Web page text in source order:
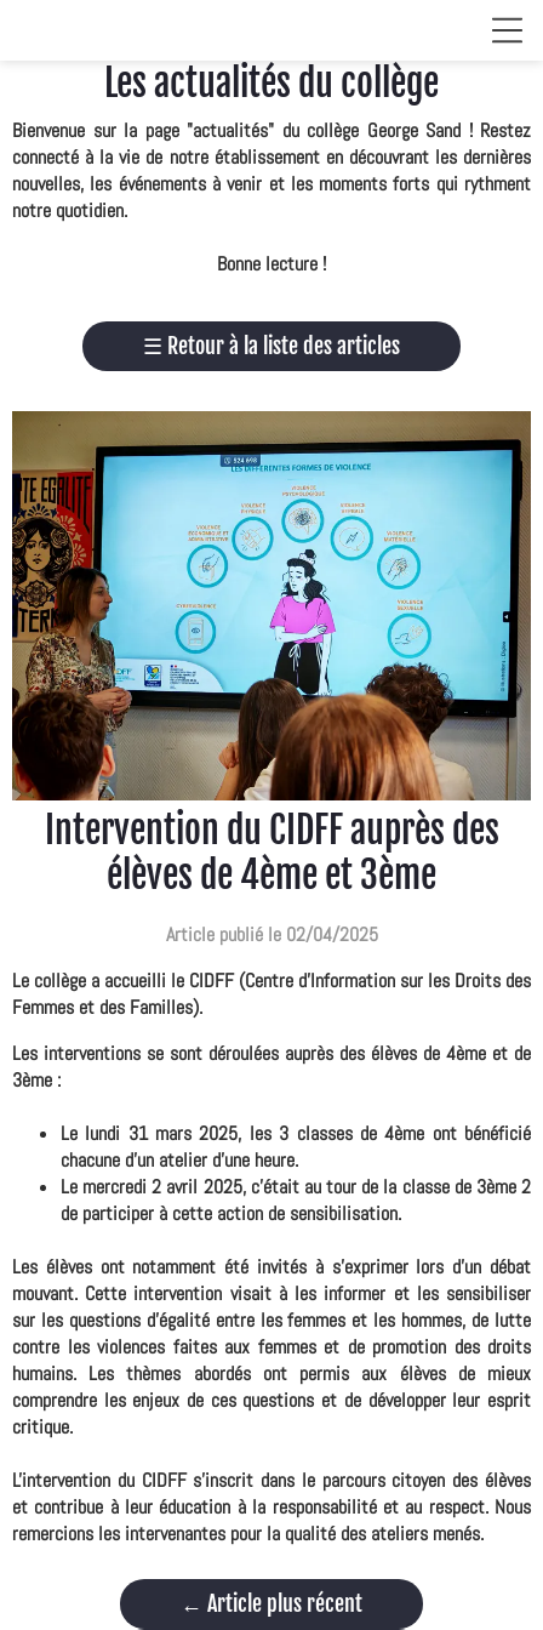
Les actualités du collège
Bienvenue sur la page "actualités" du collège George Sand ! Restez
connecté à la vie de notre établissement en découvrant les dernières
nouvelles, les événements à venir et les moments forts qui rythment
notre quotidien.
Bonne lecture !
☰ Retour à la liste des articles
Intervention du CIDFF auprès des
élèves de 4ème et 3ème
Article publié le 02/04/2025
Le collège a accueilli le CIDFF (Centre d'Information sur les Droits des
Femmes et des Familles).
Les interventions se sont déroulées auprès des élèves de 4ème et de
3ème :
Le lundi 31 mars 2025, les 3 classes de 4ème ont bénéficié
chacune d'un atelier d'une heure.
Le mercredi 2 avril 2025, c'était au tour de la classe de 3ème 2
de participer à cette action de sensibilisation.
Les élèves ont notamment été invités à s'exprimer lors d'un débat
mouvant. Cette intervention visait à les informer et les sensibiliser
sur les questions d'égalité entre les femmes et les hommes, de lutte
contre les violences faites aux femmes et de promotion des droits
humains. Les thèmes abordés ont permis aux élèves de mieux
comprendre les enjeux de ces questions et de développer leur esprit
critique.
L'intervention du CIDFF s'inscrit dans le parcours citoyen des élèves
et contribue à leur éducation à la responsabilité et au respect. Nous
remercions les intervenantes pour la qualité des ateliers menés.
← Article plus récent